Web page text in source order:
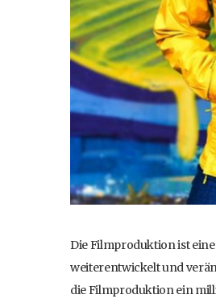
Die Filmproduktion ist eine
weiterentwickelt und
die Filmproduktion ein